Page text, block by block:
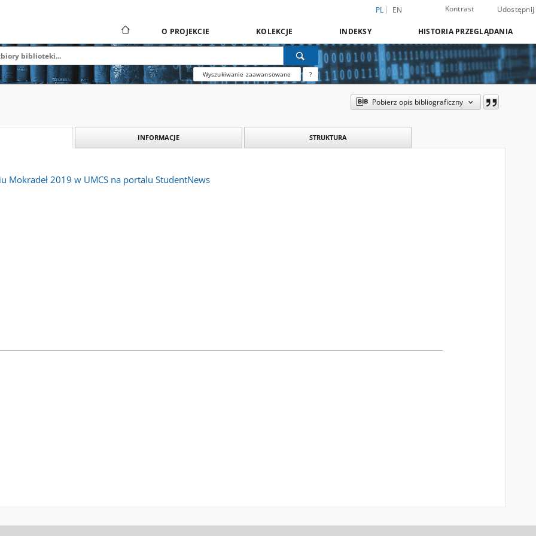
PL EN Kontrast Udostępnij
O PROJEKCIE KOLEKCJE INDEKSY HISTORIA PRZEGLĄDANIA
Wyszukiwanie zaawansowane ?
Pobierz opis bibliograficzny
INFORMACJE STRUKTURA
Mokradeł 2019 w UMCS na portalu StudentNews